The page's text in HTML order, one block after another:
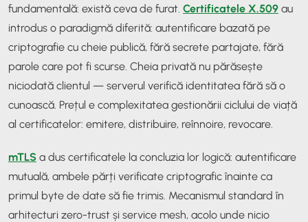
fundamentală: există ceva de furat. Certificatele X.509 au
introdus o paradigmă diferită: autentificare bazată pe
criptografie cu cheie publică, fără secrete partajate, fără
parole care pot fi scurse. Cheia privată nu părăsește
niciodată clientul — serverul verifică identitatea fără să o
cunoască. Prețul e complexitatea gestionării ciclului de viață
al certificatelor: emitere, distribuire, reînnoire, revocare.
mTLS a dus certificatele la concluzia lor logică: autentificare
mutuală, ambele părți verificate criptografic înainte ca
primul byte de date să fie trimis. Mecanismul standard în
arhitecturi zero-trust și service mesh, acolo unde nicio